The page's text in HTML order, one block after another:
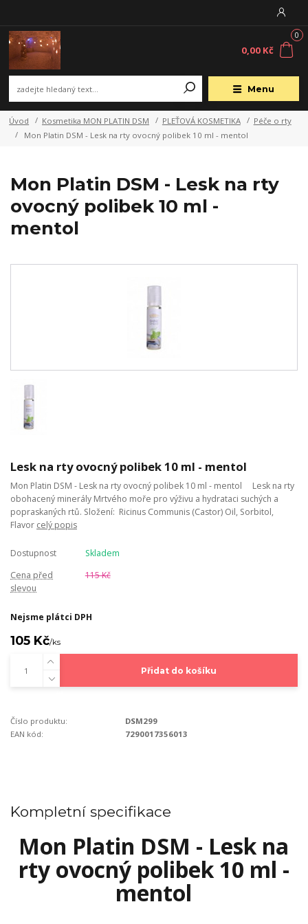
Menu
0
0,00 Kč
Úvod Kosmetika MON PLATIN DSM PLEŤOVÁ KOSMETIKA
Péče o rty
Mon Platin DSM - Lesk na rty ovocný polibek 10 ml - mentol
Mon Platin DSM - Lesk na rty
ovocný polibek 10 ml -
mentol
Lesk na rty ovocný polibek 10 ml - mentol
Mon Platin DSM - Lesk na rty ovocný polibek 10 ml - mentol Lesk na rty
obohacený minerály Mrtvého moře pro výživu a hydrataci suchých a
popraskaných rtů. Složení: Ricinus Communis (Castor) Oil, Sorbitol,
Flavor celý popis
Dostupnost
Skladem
Cena před
slevou
115 Kč
Nejsme plátci DPH
105 Kč/ks
Přidat do košíku
Číslo produktu:
DSM299
EAN kód:
7290017356013
Kompletní specifikace
Mon Platin DSM - Lesk na
rty ovocný polibek 10 ml -
mentol